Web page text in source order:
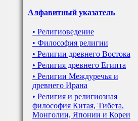
Алфавитный указатель
• Религиоведение
• Философия религии
• Религии древнего Востока
• Религия древнего Египта
• Религии Междуречья и
древнего Ирана
• Религия и религиозная
философия Китая, Тибета,
Монголии, Японии и Кореи